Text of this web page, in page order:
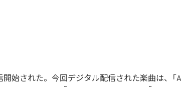
開始された。今回デジタル配信された楽曲は、「